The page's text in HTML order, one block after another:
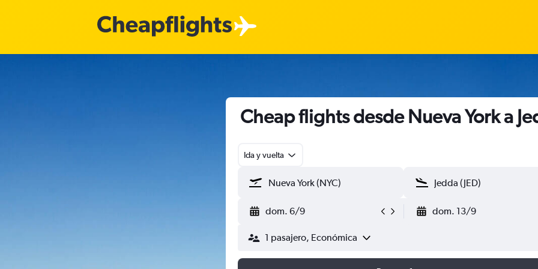
Cheap flights desde Nueva York a
Ida y vuelta
dom. 6/9 dom. 13/9
1 pasajero, Económica